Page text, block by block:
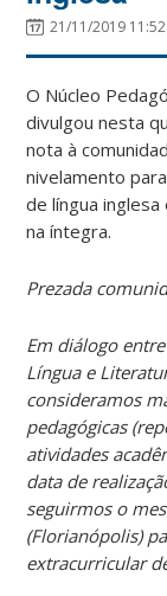
21/11/2019 11:52
O Núcleo
divulgou nesta
nota à
nivelamento
de língua
na íntegra.
Prezada
Em diálogo
Língua e
consideramos
pedagógicas
atividades
data de
seguirmos o
(Florianópolis)
extracurricular